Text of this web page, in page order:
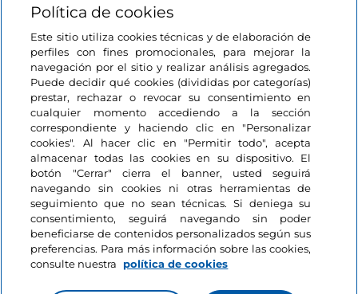
Estamos en contacto
Política de cookies
Este sitio utiliza cookies técnicas y de elaboración de
perfiles con fines promocionales, para mejorar la
navegación por el sitio y realizar análisis agregados.
Puede decidir qué cookies (divididas por categorías)
prestar, rechazar o revocar su consentimiento en
cualquier momento accediendo a la sección
correspondiente y haciendo clic en "Personalizar
cookies". Al hacer clic en "Permitir todo", acepta
almacenar todas las cookies en su dispositivo. El
botón "Cerrar" cierra el banner, usted seguirá
navegando sin cookies ni otras herramientas de
seguimiento que no sean técnicas. Si deniega su
consentimiento, seguirá navegando sin poder
beneficiarse de contenidos personalizados según sus
preferencias. Para más información sobre las cookies,
consulte nuestra
política de cookies